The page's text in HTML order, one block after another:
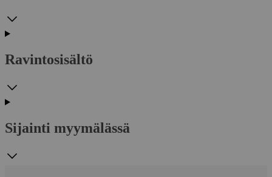
Ravintosisältö
Sijainti myymälässä